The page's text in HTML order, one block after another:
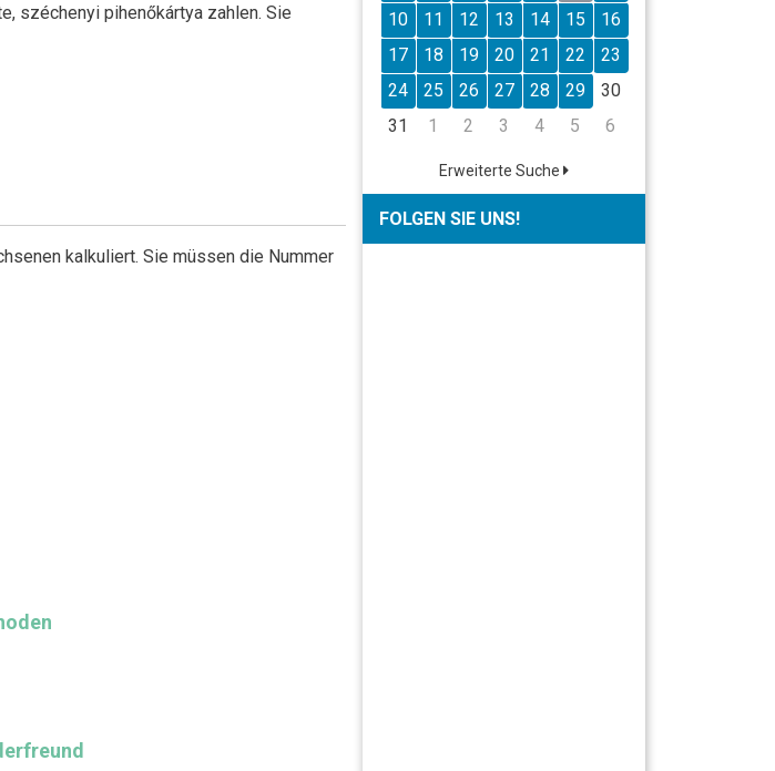
széchenyi pihenőkártya zahlen. Sie
kalkuliert. Sie müssen die Nummer
10
11 12 13 14 15
16
17
18 19 20 21 22
23
24
25 26 27 28 29
30
31
1 2 3 4 5 6
Erweiterte Suche
FOLGEN SIE UNS!